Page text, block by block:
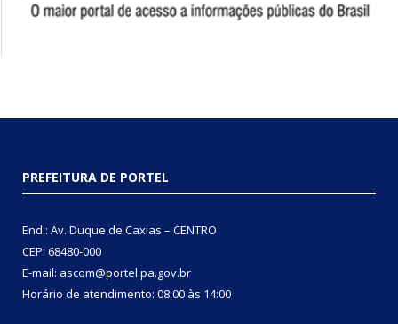
PREFEITURA DE PORTEL
End.: Av. Duque de Caxias – CENTRO
CEP: 68480-000
E-mail: ascom@portel.pa.gov.br
Horário de atendimento: 08:00 às 14:00